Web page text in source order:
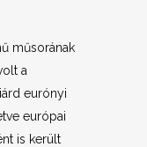
műsorának
a
eurónyi
európai
is került